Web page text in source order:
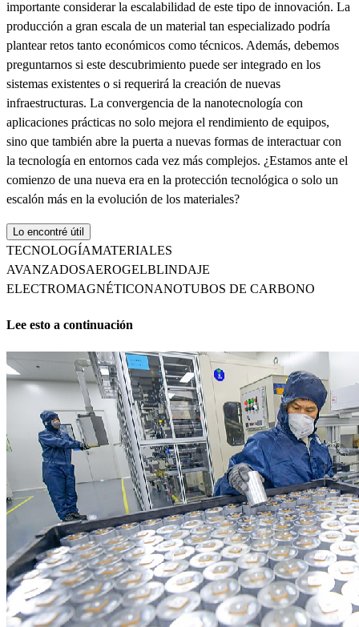
importante considerar la escalabilidad de este tipo de innovación. La
producción a gran escala de un material tan especializado podría
plantear retos tanto económicos como técnicos. Además, debemos
preguntarnos si este descubrimiento puede ser integrado en los
sistemas existentes o si requerirá la creación de nuevas
infraestructuras. La convergencia de la nanotecnología con
aplicaciones prácticas no solo mejora el rendimiento de equipos,
sino que también abre la puerta a nuevas formas de interactuar con
la tecnología en entornos cada vez más complejos. ¿Estamos ante el
comienzo de una nueva era en la protección tecnológica o solo un
escalón más en la evolución de los materiales?
Lo encontré útil
TECNOLOGÍAMATERIALES
AVANZADOSAEROGELBLINDAJE
ELECTROMAGNÉTICONANOTUBOS DE CARBONO
Lee esto a continuación